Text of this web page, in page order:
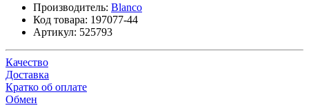
Производитель: Blanco
Код товара: 197077-44
Артикул: 525793
Качество
Доставка
Кратко об оплате
Обмен